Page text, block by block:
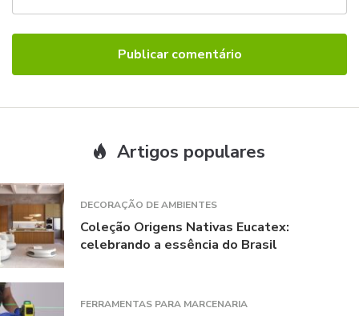
Artigos populares
DECORAÇÃO DE AMBIENTES
Coleção Origens Nativas Eucatex:
celebrando a essência do Brasil
FERRAMENTAS PARA MARCENARIA